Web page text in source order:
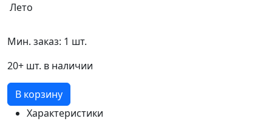
Лето
Мин. заказ: 1 шт.
20+ шт. в наличии
В корзину
Характеристики